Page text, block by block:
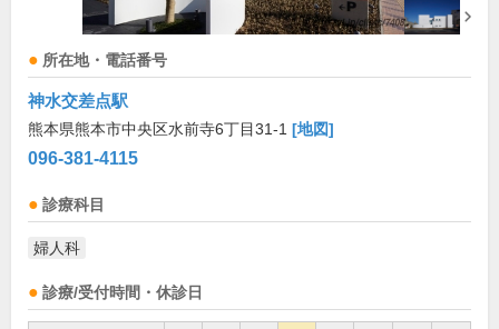
所在地・電話番号
神水交差点駅
熊本県熊本市中央区水前寺6丁目31-1 [地図]
096-381-4115
診療科目
婦人科
診療/受付時間・休診日